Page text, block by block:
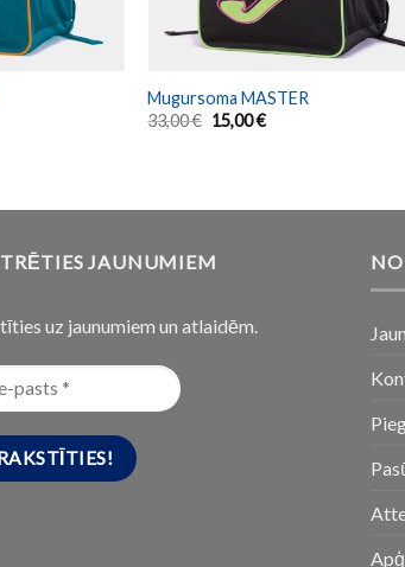
Mugursoma MASTER
33,00€ 15,00€
JAUNUMIEM
uz jaunumiem un atlaidēm.